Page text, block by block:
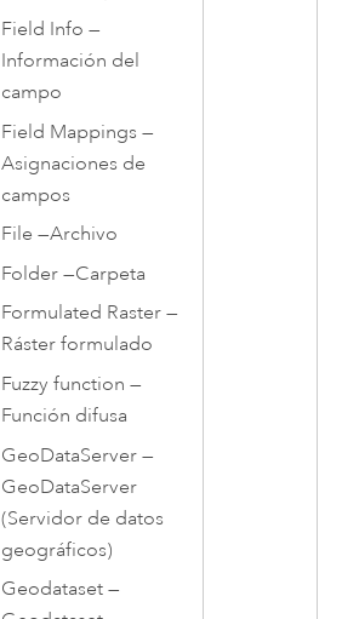
Field Info —
Información del
campo
Field Mappings —
Asignaciones de
campos
File —Archivo
Folder —Carpeta
Formulated Raster —
Ráster formulado
Fuzzy function —
Función difusa
GeoDataServer —
GeoDataServer
(Servidor de datos
geográficos)
Geodataset —